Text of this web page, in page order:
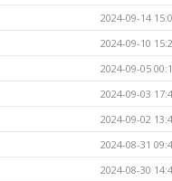
2024-09-14
2024-09-10
2024-09-05
2024-09-03
2024-09-02
2024-08-31
2024-08-30